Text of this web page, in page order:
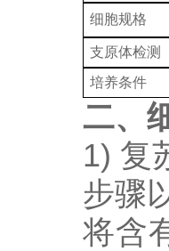
细胞规格
支原体检测
培养条件
二、
1) 复
步骤
将含